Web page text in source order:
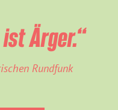
Ärger.“
Rundfunk